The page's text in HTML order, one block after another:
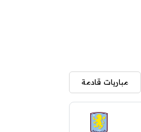
مباريات قادمة